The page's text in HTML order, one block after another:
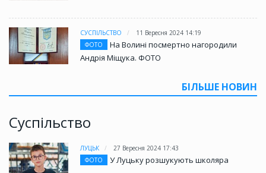
СУСПІЛЬСТВО
11 Вересня 2024 14:19
ФОТО
На Волині посмертно нагородили
Андрія Міщука. ФОТО
БІЛЬШЕ НОВИН
Суспільство
ЛУЦЬК
27 Вересня 2024 17:43
ФОТО
У Луцьку розшукують школяра